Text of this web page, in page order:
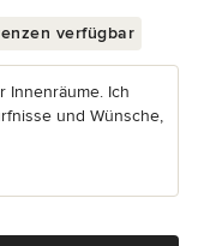
verfügbar
Innenräume. Ich
und Wünsche,